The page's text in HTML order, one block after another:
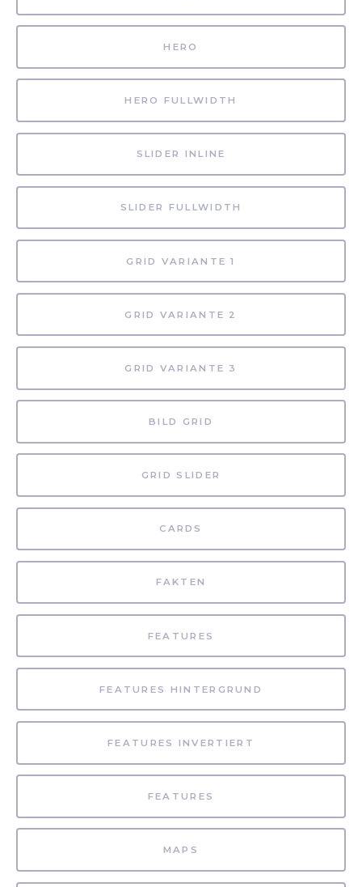
HERO
HERO FULLWIDTH
SLIDER INLINE
SLIDER FULLWIDTH
GRID VARIANTE 1
GRID VARIANTE 2
GRID VARIANTE 3
BILD GRID
GRID SLIDER
CARDS
FAKTEN
FEATURES
FEATURES HINTERGRUND
FEATURES INVERTIERT
FEATURES
MAPS